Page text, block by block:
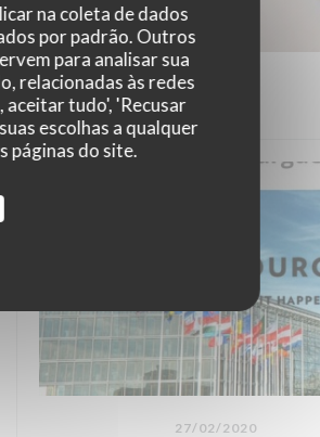
na coleta de dados
por padrão. Outros
para analisar sua
relacionadas às redes
aceitar tudo', 'Recusar
escolhas a qualquer
páginas do site.
27/02/2020